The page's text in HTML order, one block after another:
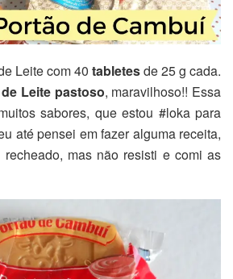
Leite com 40 tabletesde 25 g cada.
Leite pastoso, maravilhoso!! Essa
sabores, que estou #loka para
até pensei em fazer alguma receita,
recheado, mas não resisti e comi as